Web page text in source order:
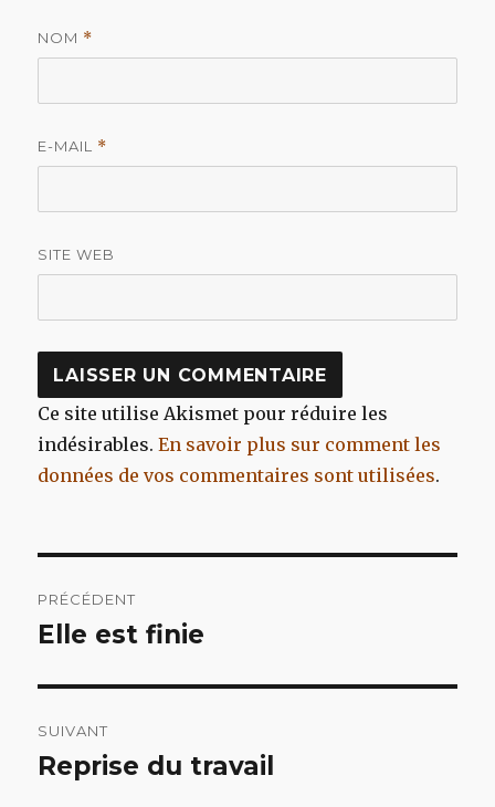
NOM *
E-MAIL *
SITE WEB
Ce site utilise Akismet pour réduire les
indésirables.En savoir plus sur comment les
données de vos commentaires sont utilisées.
de
PRÉCÉDENT
Article
Elle est finie
SUIVANT
Article
Reprise du travail